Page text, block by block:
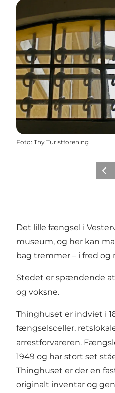
Foto: Thy Turistforening
Det lille fængsel i
museum, og her kan
bag tremmer – i fred og
Stedet er spændende
og voksne.
Thinghuset er indviet i
fængselsceller,
arrestforvareren.
1949 og har stort set
Thinghuset er der en
originalt inventar og